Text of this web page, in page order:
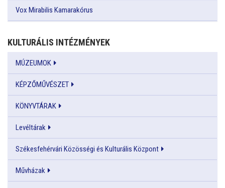
Vox Mirabilis Kamarakórus
KULTURÁLIS INTÉZMÉNYEK
MÚZEUMOK
KÉPZŐMŰVÉSZET
KÖNYVTÁRAK
Levéltárak
Székesfehérvári Közösségi és Kulturális Központ
Művházak